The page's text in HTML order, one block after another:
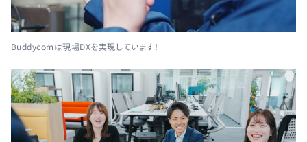
Buddycomは現場DXを実現しています！